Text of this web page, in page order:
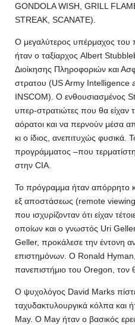
GONDOLA WISH, GRILL
STREAK, SCANATE).
Ο μεγαλύτερος υπέρμαχος
ήταν ο ταξίαρχος Albert
Διοίκησης Πληροφοριών και
στρατου (US Army Intelligence
INSCOM). Ο ενθουσιασμένος
υπερ-στρατιώτες που θα είχαν
αόρατοι και να περνούν μέσα
κι ο ίδιος, ανεπιτυχώς φυσικά.
προγράμματος –που
στην CIA.
Το πρόγραμμα ήταν απόρρητο
εξ αποστάσεως (remote
που ισχυρίζονταν ότι είχαν
οποίων και ο γνωστός Uri
Geller, προκάλεσε την έντονη
επιστημόνων. Ο Ronald
πανεπιστήμιο του Oregon, τον
Ο ψυχολόγος David Marks
ταχυδακτυλουργικά κόλπα και
May. Ο May ήταν ο βασικός